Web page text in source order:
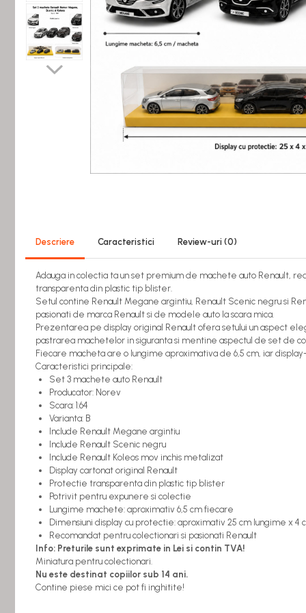
Bucatarie miniatura
Dormitor miniatural
Exterior miniatural
Living miniatural
Materiale miniaturale si DIY
Materiale constructie miniaturale
Decoratiuni miniaturale
Miniaturi alimentare
Bauturi miniaturale
Mancare miniaturala
Figurine miniaturale
Animale miniaturale
Papusi miniaturale
Casute de papusi
SETURI SI PACHETE CADOU
MACHETE
MACHETE AUTO SCARA 1:43
Machete Auto Romanesti 1:43 –
Miniaturi Dacia, ARO si Modele Clasice
Machete Politie / Carabinieri 1:43
Machete Auto Civile la Scara 1:43 –
Limuzine, Hatchback si Sedan
Machete Prezidentiale 1:43
Machete Raliu 1:43 – Miniaturi Oficiale
și Replici Mașini de Raliu
Machete SUV-uri 1:43 – Miniaturi Off-
Road si Vehicule 4x4
Descriere Caracteristici Review-uri (0)
Adauga in colectia ta un set premium de machete auto Renault,
transparenta din plastic tip blister.
Setul contine Renault Megane argintiu, Renault Scenic negru si
pasionati de marca Renault si de modele auto la scara mica.
Prezentarea pe display original Renault ofera setului un aspect
pastrarea machetelor in siguranta si mentine aspectul de set de
Fiecare macheta are o lungime aproximativa de 6,5 cm, iar
Caracteristici principale:
Set 3 machete auto Renault
Producator: Norev
Scara: 1:64
Varianta: B
Include Renault Megane argintiu
Include Renault Scenic negru
Include Renault Koleos mov inchis metalizat
Display cartonat original Renault
Protectie transparenta din plastic tip blister
Potrivit pentru expunere si colectie
Lungime machete: aproximativ 6,5 cm fiecare
Dimensiuni display cu protectie: aproximativ 25 cm lungime x 4
Recomandat pentru colectionari si pasionati Renault
Info: Preturile sunt exprimate in Lei si contin TVA!
Miniatura pentru colectionari.
Nu este destinat copiilor sub 14 ani.
Contine piese mici ce pot fi inghitite!